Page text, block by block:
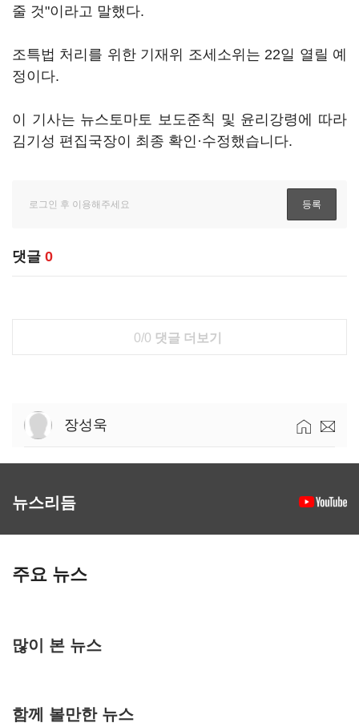
줄 것"이라고 말했다.
조특법 처리를 위한 기재위 조세소위는 22일 열릴 예
정이다.
이 기사는 뉴스토마토 보도준칙 및 윤리강령에 따라
김기성 편집국장이 최종 확인·수정했습니다.
댓글 0
0/0 댓글 더보기
장성욱
뉴스리듬
주요 뉴스
많이 본 뉴스
함께 볼만한 뉴스